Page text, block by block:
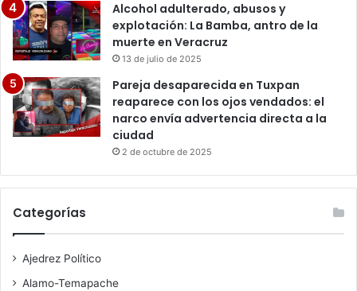
Alcohol adulterado, abusos y
explotación: La Bamba, antro de la
muerte en Veracruz
13 de julio de 2025
Pareja desaparecida en Tuxpan
reaparece con los ojos vendados: el
narco envía advertencia directa a la
ciudad
2 de octubre de 2025
Categorías
Ajedrez Político
Alamo-Temapache